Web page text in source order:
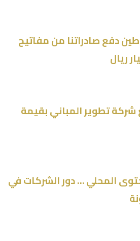
دفع صادراتنا من مفاتيح
ريال
تطوير المباني بقيمة
المحلي … دور الشركات في